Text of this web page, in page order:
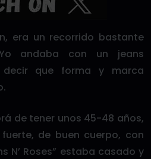
era un recorrido bastante
andaba con un jeans
que forma y marca
de tener unos 45-48 años,
de buen cuerpo, con
N’ Roses” estaba casado y